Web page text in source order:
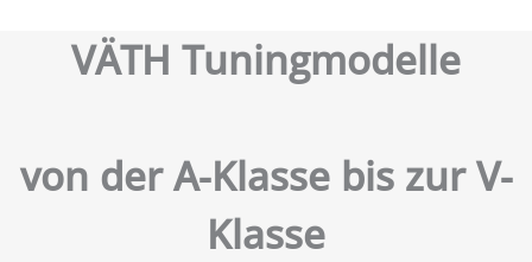
VÄTH Tuningmodelle
von der A-Klasse bis zur V-
Klasse